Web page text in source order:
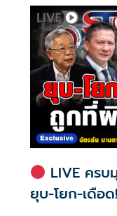
LIVE ครบ
ยุบ-โยก-เดือ